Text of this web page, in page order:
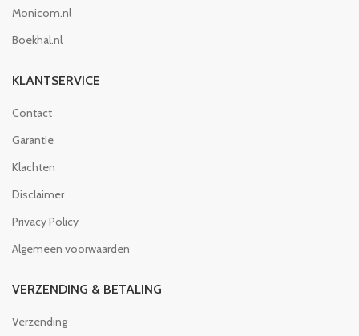
Monicom.nl
Boekhal.nl
KLANTSERVICE
Contact
Garantie
Klachten
Disclaimer
Privacy Policy
Algemeen voorwaarden
VERZENDING & BETALING
Verzending